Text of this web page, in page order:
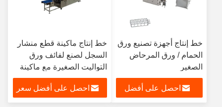
خط إنتاج أجهزة تصنيع ورق
الحمام / ورق المرحاض
الصغير
احصل على أفضل
خط إنتاج ماكينة قطع منشار
السجل لصنع لفائف ورق
التواليت الصغيرة مع ماكينة
تعبئة الحزم بـ 48 لفة
احصل على أفضل سعر